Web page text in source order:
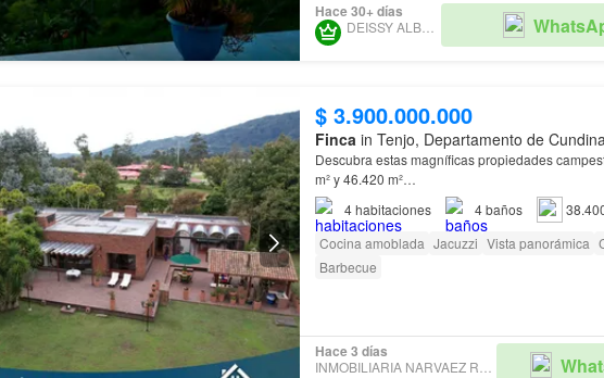
Hace 30+ días
DEISSY ALBARRACIN
$ 3.900.000.000
Finca in Tenjo, Departamento de
Descubra estas magníficas propiedades
m² y 46.420 m²…
4habitaciones 4baños
Cocina amoblada Jacuzzi Vista panorámica
Barbecue
Hace 3 días